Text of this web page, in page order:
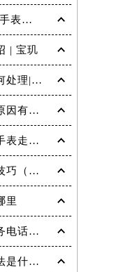
宝玑手表停走怎么办-手表停走的解决方法
| 宝玑
宝玑手表磁化了该如何处理|宝玑技师为您讲解
宝玑手表走时变快的原因有哪些？
时光之旅：探索宝玑手表走时的秘密
宝玑外观有划痕处理技巧（轻松修复爱表的实用方法）
里
宝玑维修售后保养服务电话是多少
宝玑腕表偷停处理方法是什么（专业维修指南与常见故障排查）